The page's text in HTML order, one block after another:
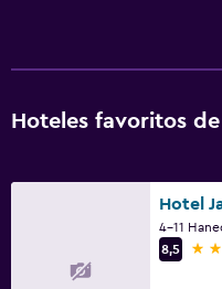
Lavandería
Hoteles favoritos
8,5
3